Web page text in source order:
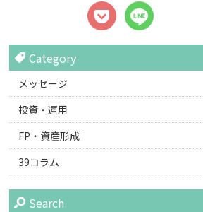
Category
メッセージ
投資・運用
FP・資産形成
39コラム
Search